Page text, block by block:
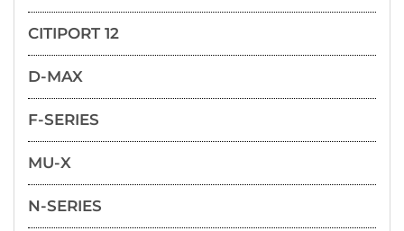
CITIPORT 12
D-MAX
F-SERIES
MU-X
N-SERIES